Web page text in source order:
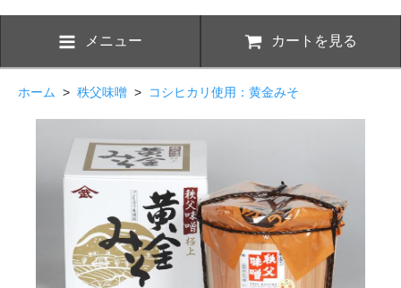
メニュー カートを見る
ホーム > 秩父味噌 > コシヒカリ使用：黄金みそ